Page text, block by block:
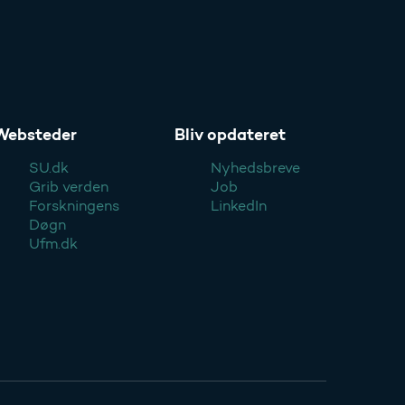
SU.dk
Grib verden
Forskningens
Døgn
Ufm.dk
Bliv opdateret
Nyhedsbreve
Job
LinkedIn